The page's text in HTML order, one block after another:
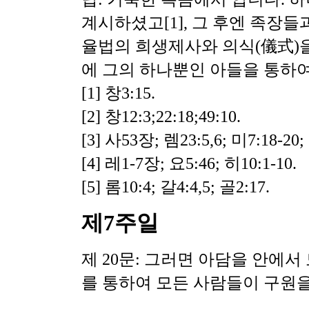
계시하셨고[1], 그 후엔 족장들
율법의 희생제사와 의식(儀式)
에 그의 하나뿐인 아들을 통하
[1] 창3:15.
[2] 창12:3;22:18;49:10.
[3] 사53장; 렘23:5,6; 미7:18-
[4] 레1-7장; 요5:46; 히10:1-10.
[5] 롬10:4; 갈4:4,5; 골2:17.
제7주일
제 20문: 그러면 아담을 안에
를 통하여 모든 사람들이 구원